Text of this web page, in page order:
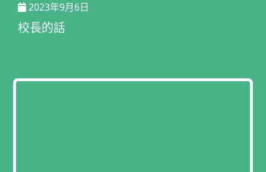
2023年9月6日
校長的話